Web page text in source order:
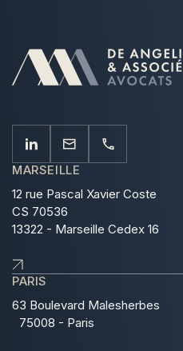
MARSEILLE
12 rue Pascal Xavier Coste
CS 70536
13322 - Marseille Cedex 16
PARIS
63 Boulevard Malesherbes
75008 - Paris